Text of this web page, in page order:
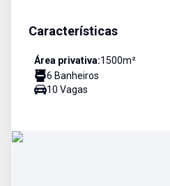
Características
Área privativa:1500m²
6 Banheiros
10 Vagas